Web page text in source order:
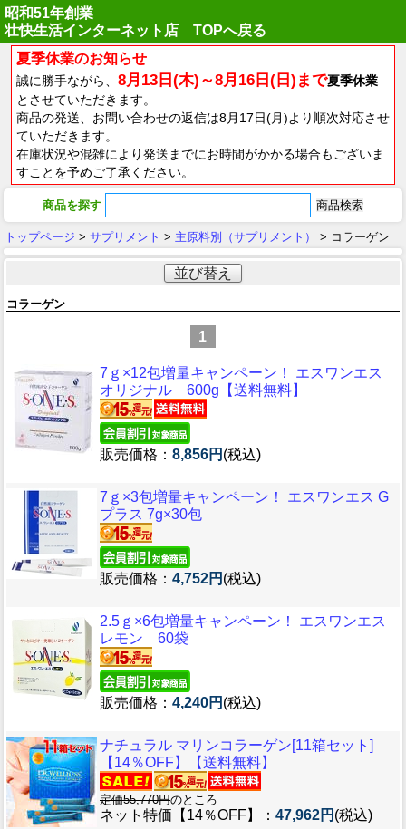
昭和51年創業
壮快生活インターネット店 TOPへ戻る
夏季休業のお知らせ
誠に勝手ながら、 8月13日(木)～8月16日(日)まで夏季休業
とさせていただきます。
商品の発送、お問い合わせの返信は8月17日(月)より順次対応させ
ていただきます。
在庫状況や混雑により発送までにお時間がかかる場合もございま
すことを予めご了承ください。
商品を探す
トップページ > サプリメント > 主原料別（サプリメント） > コラーゲン
並び替え
コラーゲン
1
7ｇ×12包増量キャンペーン！ エスワンエス
オリジナル 600g【送料無料】
販売価格： 8,856円 (税込)
7ｇ×3包増量キャンペーン！ エスワンエス G
プラス 7g×30包
販売価格： 4,752円 (税込)
2.5ｇ×6包増量キャンペーン！ エスワンエス
レモン 60袋
販売価格： 4,240円 (税込)
ナチュラル マリンコラーゲン[11箱セット]
【14％OFF】【送料無料】
定価55,770円のところ
ネット特価【14％OFF】： 47,962円 (税込)